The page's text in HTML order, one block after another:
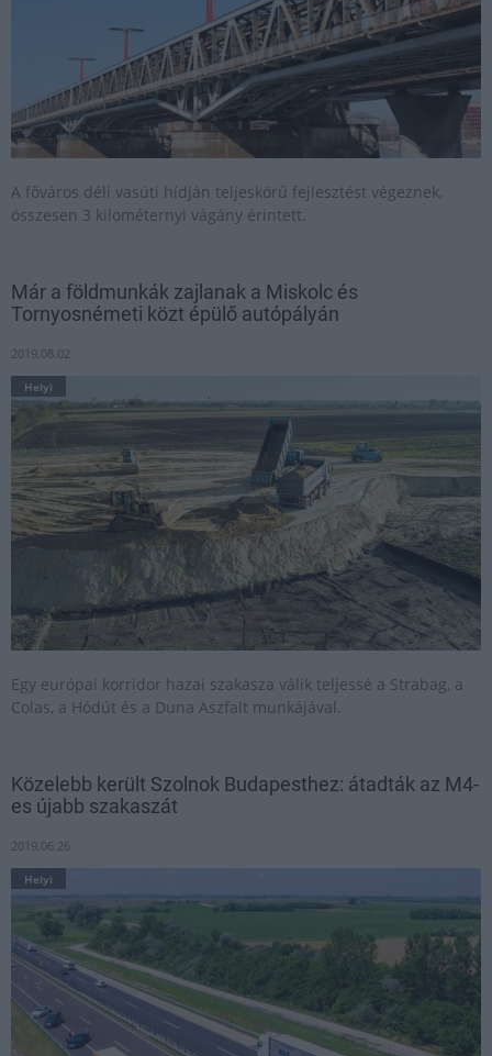
A főváros déli vasúti hídján teljeskörű fejlesztést végeznek,
összesen 3 kilométernyi vágány érintett.
Már a földmunkák zajlanak a Miskolc és
Tornyosnémeti közt épülő autópályán
2019.08.02
Helyi
Egy európai korridor hazai szakasza válik teljessé a Strabag, a
Colas, a Hódút és a Duna Aszfalt munkájával.
Közelebb került Szolnok Budapesthez: átadták az M4-
es újabb szakaszát
2019.06.26
Helyi